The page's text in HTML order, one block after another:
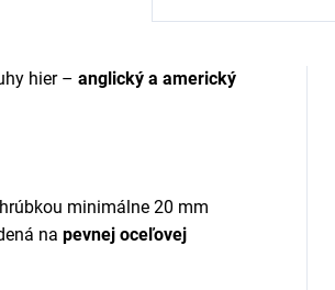
hier – anglický a americký
minimálne 20 mm
na pevnej oceľovej